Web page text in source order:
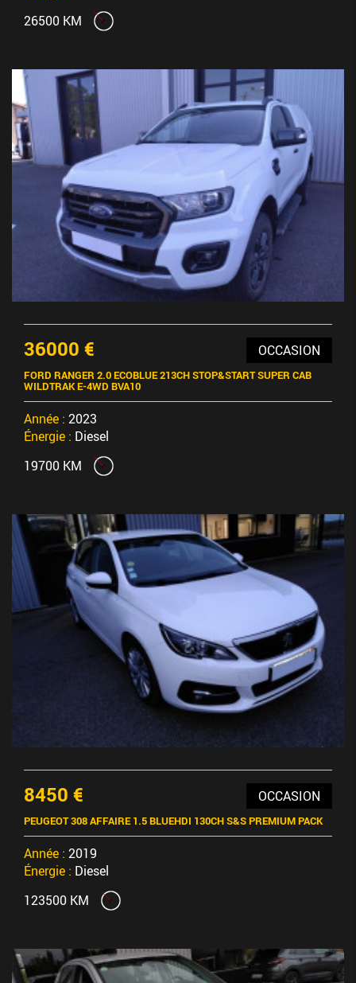
26500 KM
36000 € OCCASION
FORD RANGER 2.0 ECOBLUE 213CH STOP&START SUPER CAB
WILDTRAK E-4WD BVA10
Année : 2023
Énergie : Diesel
19700 KM
8450 € OCCASION
PEUGEOT 308 AFFAIRE 1.5 BLUEHDI 130CH S&S PREMIUM PACK
Année : 2019
Énergie : Diesel
123500 KM